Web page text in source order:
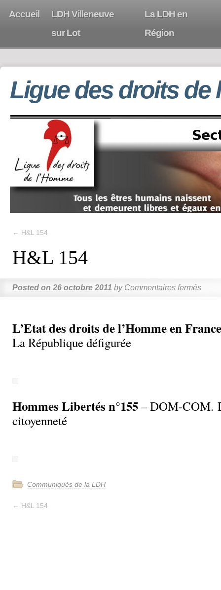
Accueil
LDH Villeneuve
sur Lot
La LDH en
Région
Ligue des droits de
← H&L 154
H&L 154
Posted on 26 octobre 2011 by Commentaires fermés
L’Etat des droits de l’Homme en
La République défigurée
Hommes Libertés n°155– DOM-COM.
citoyenneté
Communiqués de la LDH
← H&L 154